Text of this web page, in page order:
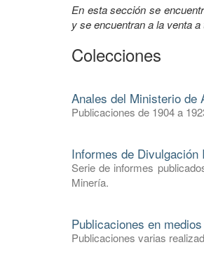
En esta sección se
y se encuentran a la venta
Colecciones
Anales del Ministerio de
Publicaciones de 1904 a
Informes de Divulgación
Serie de informes
Minería.
Publicaciones en
Publicaciones varias